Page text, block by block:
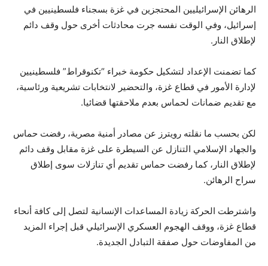
الرهائن الإسرائيليين المحتجزين في غزة بسجناء فلسطينيين في
إسرائيل، وفي الوقت نفسه جرت محادثات أخرى حول وقف دائم
لإطلاق النار.
كما تضمنت الإعداد لتشكيل حكومة خبراء “تكنوقراط” فلسطينيين
لإدارة الأمور في قطاع غزة، والتحضير لانتخابات تشريعية ورئاسية،
مع تقديم ضمانات لحماس بعدم ملاحقتها قضائيا.
لكن بحسب ما نقلته رويترز عن مصادر أمنية مصرية، رفضت حماس
والجهاد الإسلامي التنازل عن السيطرة على غزة مقابل وقف دائم
لإطلاق النار، كما رفضت حماس تقديم أي تنازلات سوى إطلاق
سراح الرهائن.
واشترطت الحركة زيادة المساعدات الإنسانية لتصل إلى كافة أنحاء
قطاع غزة، ووقف الهجوم العسكري الإسرائيلي قبل إجراء المزيد
من المفاوضات حول صفقة التبادل الجديدة.